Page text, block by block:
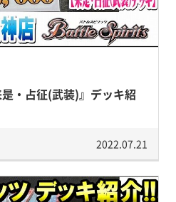
・占征(武装)』デッキ紹
2022.07.21